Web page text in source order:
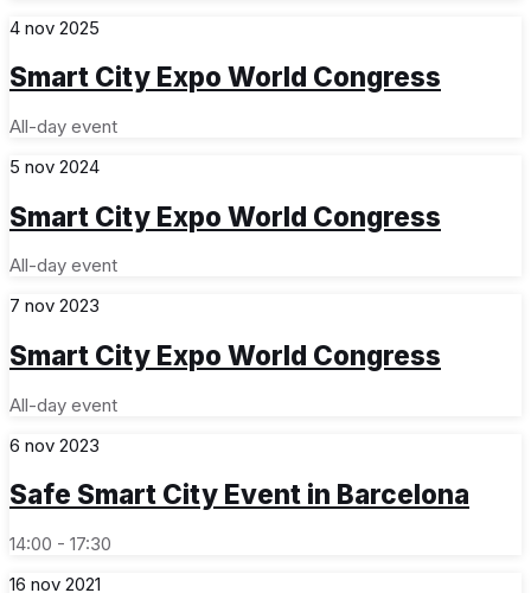
4 nov 2025
Smart City Expo World Congress
All-day event
5 nov 2024
Smart City Expo World Congress
All-day event
7 nov 2023
Smart City Expo World Congress
All-day event
6 nov 2023
Safe Smart City Event in Barcelona
14:00 - 17:30
16 nov 2021